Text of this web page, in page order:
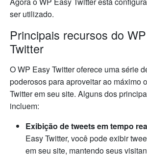
ser utilizado.
Principais recursos do
Twitter
O WP Easy Twitter oferece uma série
poderosos para aproveitar ao máximo
Twitter em seu site. Alguns dos
incluem:
Exibição de tweets em tempo
Easy Twitter, você pode exibir
em seu site, mantendo seus